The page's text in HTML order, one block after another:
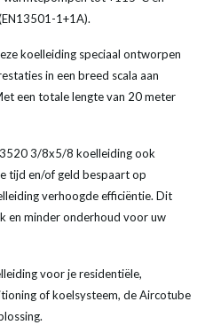
1+1A).
koelleiding speciaal ontworpen
in een breed scala aan
een totale lengte van 20 meter
3/8x5/8 koelleiding ook
tijd en/of geld bespaart op
verhoogde efficiëntie. Dit
en minder onderhoud voor uw
voor je residentiële,
of koelsysteem, de Aircotube